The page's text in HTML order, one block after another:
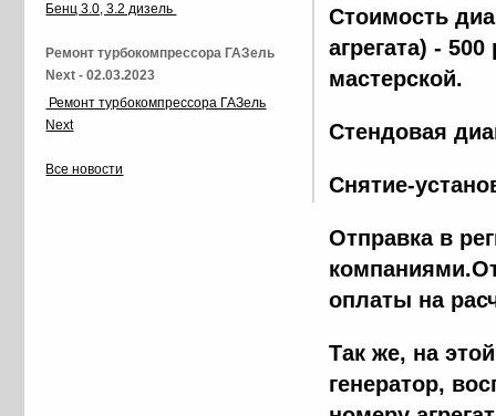
Стоимость
агрегата) -
мастерской.
Стендовая
Снятие-
Отправка в
оплаты на
Так же, на
генератор,
Бенц 3.0, 3.2 дизель
Ремонт турбокомпрессора ГАЗель
Next - 02.03.2023
Ремонт турбокомпрессора ГАЗель
Next
Все новости